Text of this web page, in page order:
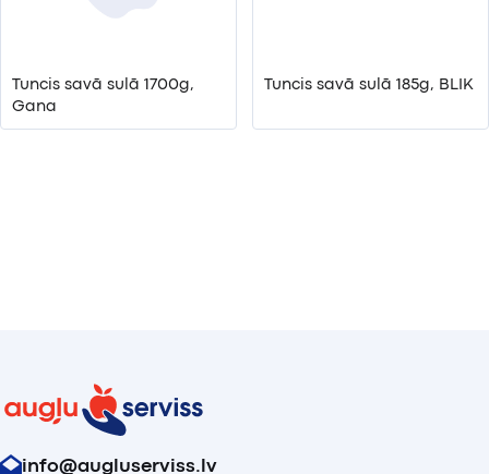
Tuncis savā sulā 1700g,
Gana
Tuncis savā sulā 185g, BLIK
info@augluserviss.lv